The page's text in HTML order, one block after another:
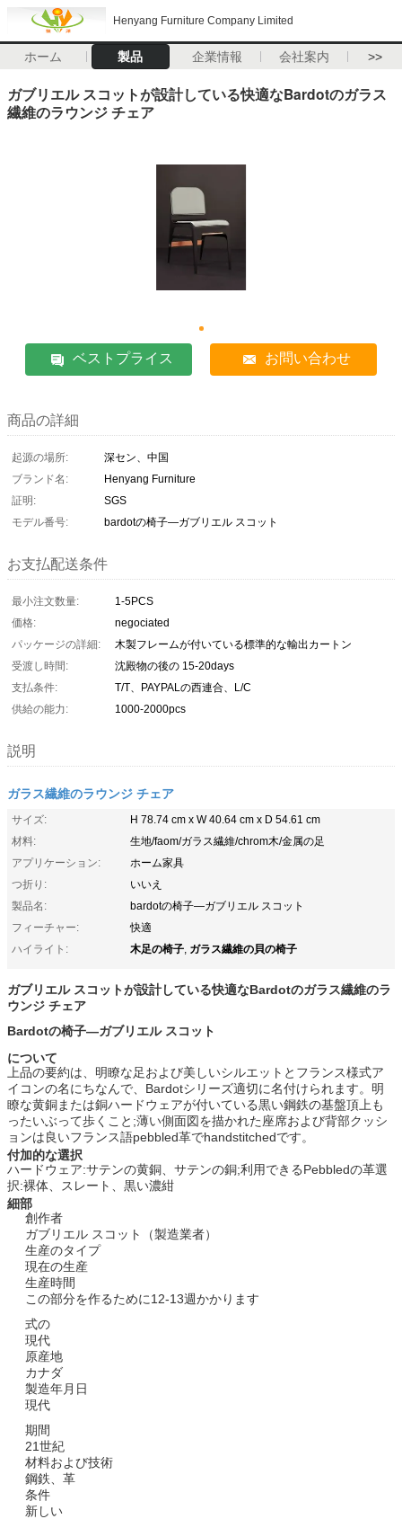
Henyang Furniture Company Limited
ホーム 製品 企業情報 会社案内 >>
ガブリエル スコットが設計している快適なBardotのガラス
繊維のラウンジ チェア
ベストプライス お問い合わせ
商品の詳細
起源の場所:
深セン、中国
ブランド名:
Henyang Furniture
証明:
SGS
モデル番号:
bardotの椅子—ガブリエル スコット
お支払配送条件
最小注文数量:
1-5PCS
価格:
negociated
パッケージの詳細:
木製フレームが付いている標準的な輸出カートン
受渡し時間:
沈殿物の後の 15-20days
支払条件:
T/T、PAYPALの西連合、L/C
供給の能力:
1000-2000pcs
説明
ガラス繊維のラウンジ チェア
サイズ:
H 78.74 cm x W 40.64 cm x D 54.61 cm
材料:
生地/faom/ガラス繊維/chrom木/金属の足
アプリケーション:
ホーム家具
つ折り:
いいえ
製品名:
bardotの椅子—ガブリエル スコット
フィーチャー:
快適
ハイライト:
木足の椅子, ガラス繊維の貝の椅子
ガブリエル スコットが設計している快適なBardotのガラス繊維のラ
ウンジ チェア
Bardotの椅子—ガブリエル スコット
について
上品の要約は、明瞭な足および美しいシルエットとフランス様式ア
イコンの名にちなんで、Bardotシリーズ適切に名付けられます。明
瞭な黄銅または銅ハードウェアが付いている黒い鋼鉄の基盤頂上も
ったいぶって歩くこと;薄い側面図を描かれた座席および背部クッシ
ョンは良いフランス語pebbled革でhandstitchedです。
付加的な選択
ハードウェア:サテンの黄銅、サテンの銅;利用できるPebbledの革選
択:裸体、スレート、黒い濃紺
細部
創作者
ガブリエル スコット（製造業者）
生産のタイプ
現在の生産
生産時間
この部分を作るために12-13週かかります
式の
現代
原産地
カナダ
製造年月日
現代
期間
21世紀
材料および技術
鋼鉄、革
条件
新しい